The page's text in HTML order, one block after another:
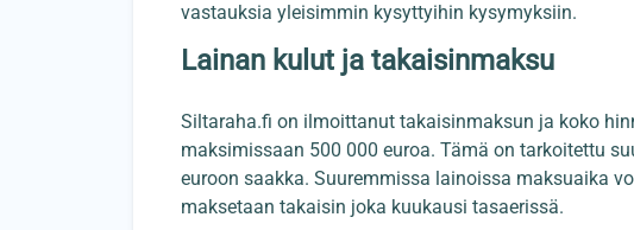
vastauksia yleisimmin kysyttyihin kysymyksiin.
Lainan kulut ja takaisinmaksu
Siltaraha.fi on ilmoittanut takaisinmaksun ja koko
maksimissaan 500 000 euroa. Tämä on tarkoitettu
euroon saakka. Suuremmissa lainoissa maksuaika
maksetaan takaisin joka kuukausi tasaerissä.